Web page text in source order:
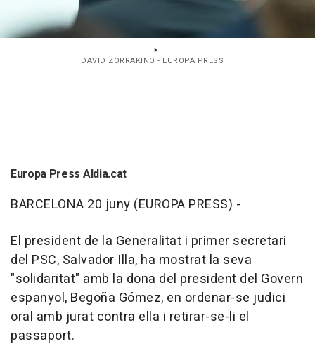
DAVID ZORRAKINO - EUROPA PRESS
Europa Press Aldia.cat
BARCELONA 20 juny (EUROPA PRESS) -
El president de la Generalitat i primer secretari
del PSC, Salvador Illa, ha mostrat la seva
"solidaritat" amb la dona del president del Govern
espanyol, Begoña Gómez, en ordenar-se judici
oral amb jurat contra ella i retirar-se-li el
passaport.